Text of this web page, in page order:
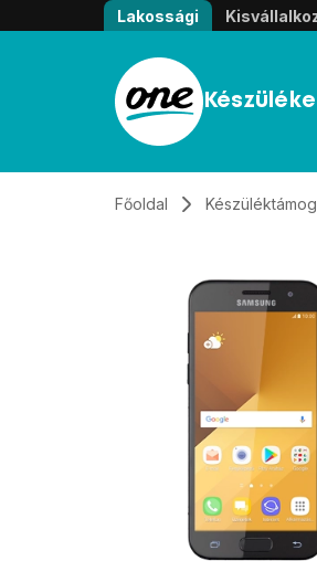
Átugrás, tovább a tartalomhoz
Lakossági
Főoldal